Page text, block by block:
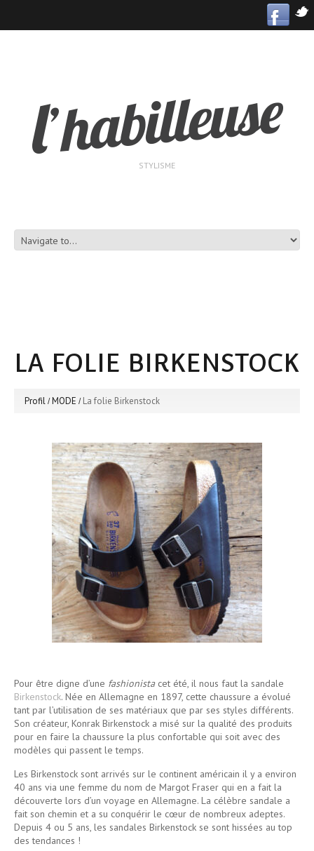
STYLISME
LA FOLIE BIRKENSTOCK
Profil MODE La folie Birkenstock
Pour être digne d’une fashionistacet été, il nous faut la sandale
Birkenstock. Née en Allemagne en 1897, cette chaussure a évolué
tant par l’utilisation de ses matériaux que par ses styles différents.
Son créateur, Konrak Birkenstock a misé sur la qualité des produits
pour en faire la chaussure la plus confortable qui soit avec des
modèles qui passent le temps.
Les Birkenstock sont arrivés sur le continent américain il y a environ
40 ans via une femme du nom de Margot Fraser qui en a fait la
découverte lors d’un voyage en Allemagne. La célèbre sandale a
fait son chemin et a su conquérir le cœur de nombreux adeptes.
Depuis 4 ou 5 ans, les sandales Birkenstock se sont hissées au top
des tendances !